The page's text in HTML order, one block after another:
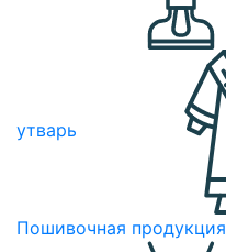
утварь
Пошивочная продукция